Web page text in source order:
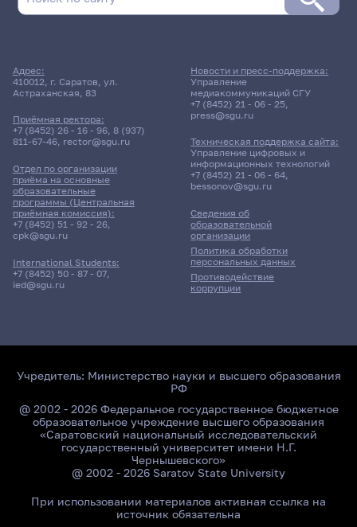
Адрес:
410012, г. Саратов, ул.
Астраханская, 83
Приёмная ректора:
+7 (8452) 26 - 16 - 96, 8 (937)
811-67-46, rector@sgu.ru
Отдел по организации
приёма на основные
образовательные
программы (Центральная
приёмная комиссия):
+7 (8452) 51 - 92 - 26,
cpk@sgu.ru
International Students:
+7 (8452) 50 - 87 - 07,
ied@sgu.ru
Сведения об
образовательной
организации
Политика обработки
персональных данных
Противодействие
коррупции
Новости и пресс-поддержка:
Управление
медиакоммуникаций СГУ
+7 (8452) 21 - 06 - 25,
press@sgu.ru
Техническая поддержка сайта:
Управление цифровых и
информационных технологий
+7 (8452) 21 - 06 - 64,
bessonov@sgu.ru
Учредитель: Министерство науки и высшего образования
РФ
@ 2002 - 2026 Федеральное государственное бюджетное
образовательное учреждение высшего образования
«Саратовский национальный исследовательский
государственный университет имени Н.Г.
Чернышевского»
@ 2002 - 2026 Saratov State University
При использовании материалов активная ссылка на
источник обязательна